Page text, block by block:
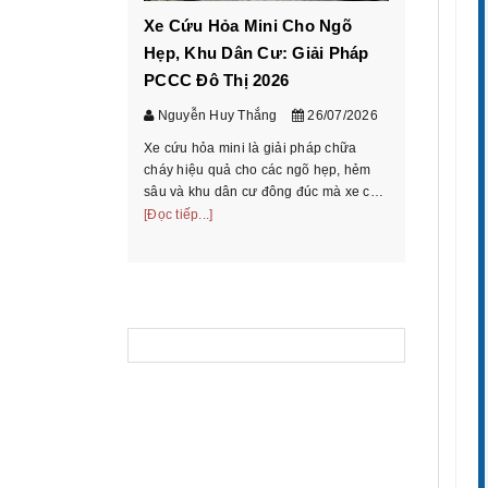
Xe Cứu Hỏa Mini Cho Ngõ
Hẹp, Khu Dân Cư: Giải Pháp
PCCC Đô Thị 2026
Nguyễn Huy Thắng 26/07/2026
Xe cứu hỏa mini là giải pháp chữa
cháy hiệu quả cho các ngõ hẹp, hẻm
sâu và khu dân cư đông đúc mà xe cứu
hỏa truyền thống không thể tiếp cận.
[Đọc tiếp...]
Cách
tấn
Nguyễn
Hướng
theo
chiếu
và hồ sơ
thoại/